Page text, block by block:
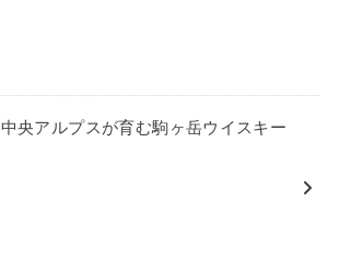
中央アルプスが育む駒ヶ岳ウイスキー